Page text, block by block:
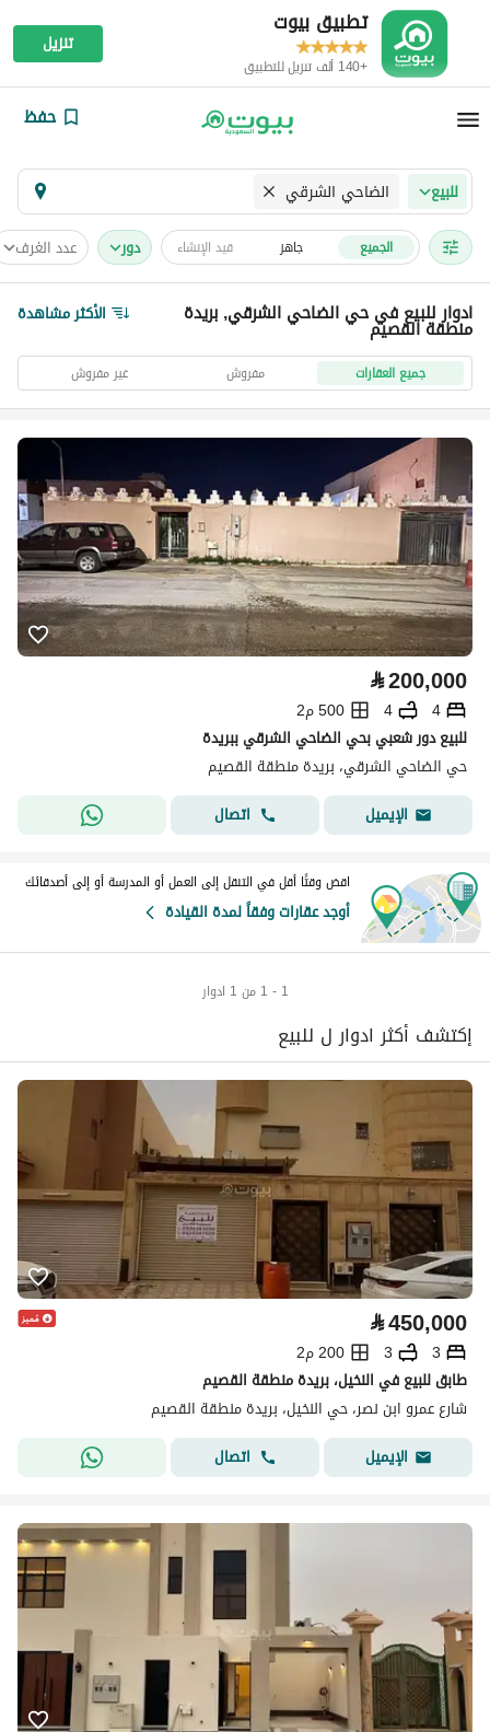
تطبيق بيوت
+140 ألف تنزيل للتطبيق
تنزيل
حفظ
للبيع الضاحي الشرقي
الجميع جاهز قيد الإنشاء دور عدد الغرف
ادوار للبيع في حي الضاحي الشرقي, بريدة
منطقة القصيم الأكثر مشاهدة
جميع العقارات مفروش غير مفروش
⃁200,000
4
4
500 م2
للبيع دور شعبي بحي الضاحي الشرقي ببريدة
حي الضاحي الشرقي، بريدة منطقة القصيم
الإيميل
اتصال
اقض وقتًا أقل في التنقل إلى العمل أو المدرسة أو إلى أصدقائك
أوجد عقارات وفقاً لمدة القيادة
1 - 1 من 1 ادوار
إكتشف أكثر ادوار ل للبيع
⃁450,000
3
3
200 م2
طابق للبيع في النخيل، بريدة منطقة القصيم
شارع عمرو ابن نصر، حي النخيل، بريدة منطقة القصيم
الإيميل
اتصال